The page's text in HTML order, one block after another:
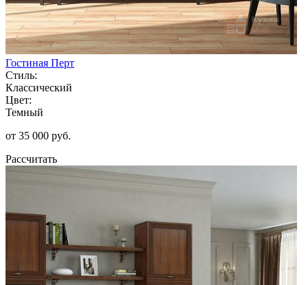
Гостиная Перт
Стиль:
Классический
Цвет:
Темный
от 35 000 руб.
Рассчитать